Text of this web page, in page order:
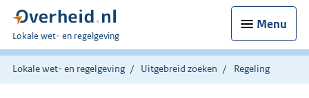
Menu
U
bent
hier:
Lokale wet- en regelgeving
Lokale wet- en regelgeving Uitgebreid zoeken Regeling